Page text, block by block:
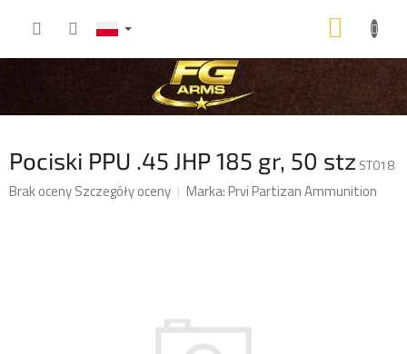
Pociski PPU .45 JHP 185 gr, 50 stz ST018
Średnia
Brak ocenySzczegóły oceny Marka:Prvi Partizan Ammunition